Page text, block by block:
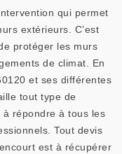
qui permet
extérieurs. C’est
protéger les murs
de climat. En
et ses différentes
tout type de
répondre à tous les
Tout devis
est à récupérer